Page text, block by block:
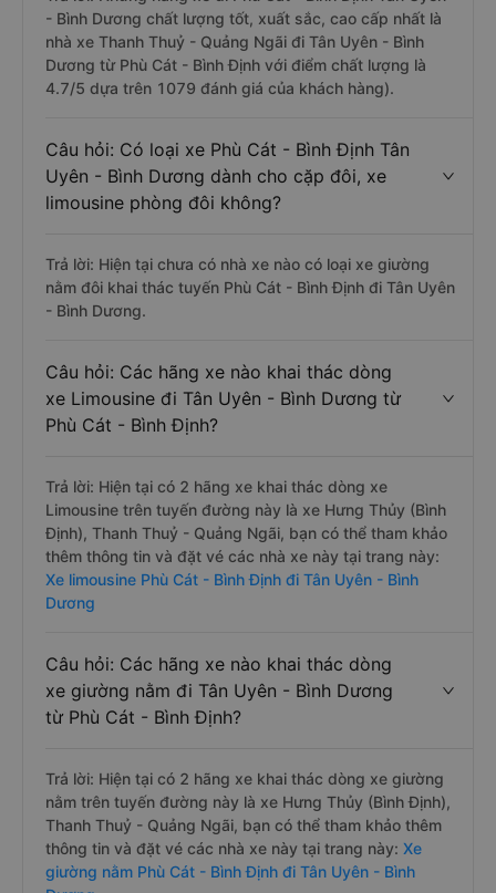
- Bình Dương chất lượng tốt, xuất sắc, cao cấp nhất là
nhà xe Thanh Thuỷ - Quảng Ngãi đi Tân Uyên - Bình
Dương từ Phù Cát - Bình Định với điểm chất lượng là
4.7/5 dựa trên 1079 đánh giá của khách hàng).
Câu hỏi: Có loại xe Phù Cát - Bình Định Tân
Uyên - Bình Dương dành cho cặp đôi, xe
limousine phòng đôi không?
Trả lời: Hiện tại chưa có nhà xe nào có loại xe giường
nằm đôi khai thác tuyến Phù Cát - Bình Định đi Tân Uyên
- Bình Dương.
Câu hỏi: Các hãng xe nào khai thác dòng
xe Limousine đi Tân Uyên - Bình Dương từ
Phù Cát - Bình Định?
Trả lời: Hiện tại có 2 hãng xe khai thác dòng xe
Limousine trên tuyến đường này là xe Hưng Thủy (Bình
Định), Thanh Thuỷ - Quảng Ngãi, bạn có thể tham khảo
thêm thông tin và đặt vé các nhà xe này tại trang này:
Xe limousine Phù Cát - Bình Định đi Tân Uyên - Bình
Dương
Câu hỏi: Các hãng xe nào khai thác dòng
xe giường nằm đi Tân Uyên - Bình Dương
từ Phù Cát - Bình Định?
Trả lời: Hiện tại có 2 hãng xe khai thác dòng xe giường
nằm trên tuyến đường này là xe Hưng Thủy (Bình Định),
Thanh Thuỷ - Quảng Ngãi, bạn có thể tham khảo thêm
thông tin và đặt vé các nhà xe này tại trang này: Xe
giường nằm Phù Cát - Bình Định đi Tân Uyên - Bình